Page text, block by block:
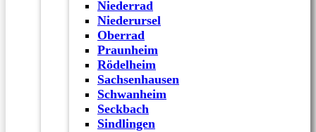
Niederrad
Niederursel
Oberrad
Praunheim
Rödelheim
Sachsenhausen
Schwanheim
Seckbach
Sindlingen